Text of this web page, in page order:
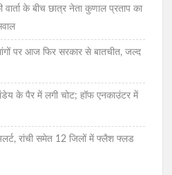
वार्ता के बीच छात्र नेता कुणाल प्रताप का
पर आज फिर सरकार से बातचीत, जल्द
के पैर में लगी चोट; हॉफ एनकाउंटर में
रांची समेत 12 जिलों में फ्लैश फ्लड